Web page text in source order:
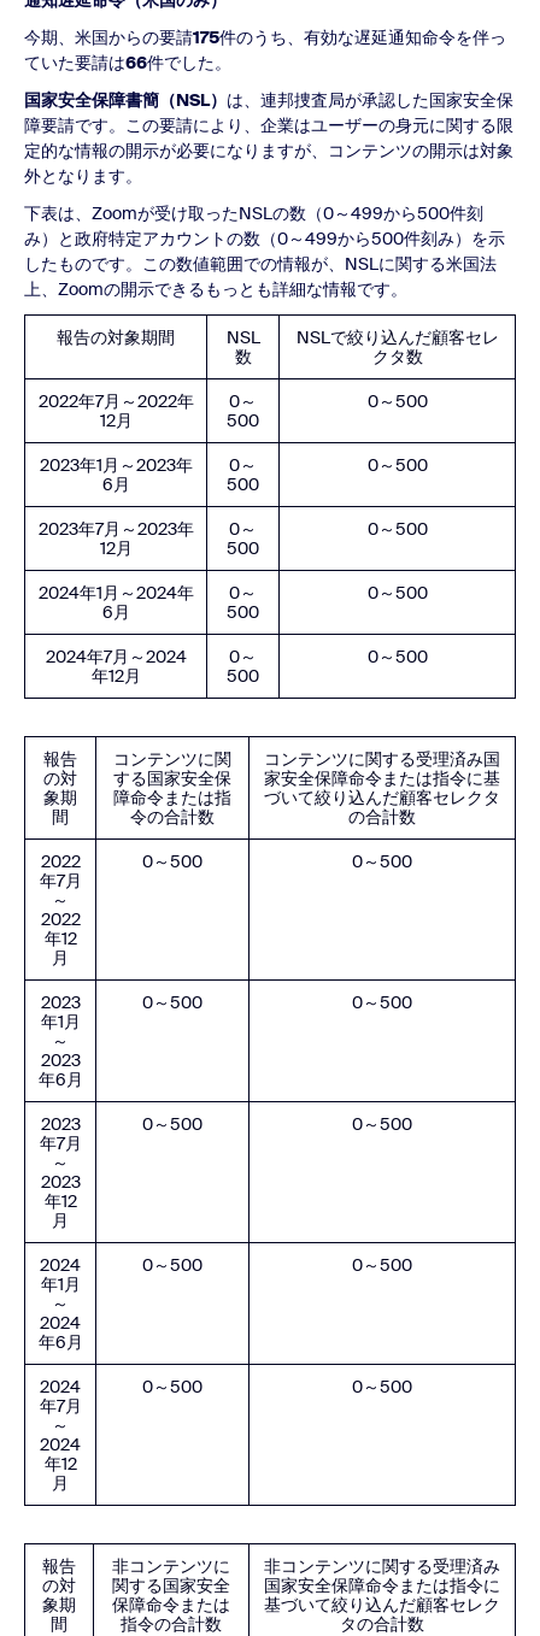
今期、米国からの要請175件のうち、有効な遅延通知命令を伴っ
ていた要請は66件でした。
国家安全保障書簡（NSL） は、連邦捜査局が承認した国家安全保
障要請です。この要請により、企業はユーザーの身元に関する限
定的な情報の開示が必要になりますが、コンテンツの開示は対象
外となります。
下表は、Zoomが受け取ったNSLの数（0～499から500件刻
み）と政府特定アカウントの数（0～499から500件刻み）を示
したものです。この数値範囲での情報が、NSLに関する米国法
上、Zoomの開示できるもっとも詳細な情報です。
報告の対象期間
NSL
数
NSLで絞り込んだ顧客セレ
クタ数
2022年7月～2022年
12月
0～
500
0～500
2023年1月～2023年
6月
0～
500
0～500
2023年7月～2023年
12月
0～
500
0～500
2024年1月～2024年
6月
0～
500
0～500
2024年7月～2024
年12月
0～
500
0～500
報告
の対
象期
間
コンテンツに関
する国家安全保
障命令または指
令の合計数
コンテンツに関する受理済み国
家安全保障命令または指令に基
づいて絞り込んだ顧客セレクタ
の合計数
2022
年7月
～
2022
年12
月
0～500 0～500
2023
年1月
～
2023
年6月
0～500 0～500
2023
年7月
～
2023
年12
月
0～500 0～500
2024
年1月
～
2024
年6月
0～500 0～500
2024
年7月
～
2024
年12
月
0～500 0～500
報告
の対
象期
間
非コンテンツに
関する国家安全
保障命令または
指令の合計数
非コンテンツに関する受理済み
国家安全保障命令または指令に
基づいて絞り込んだ顧客セレク
タの合計数